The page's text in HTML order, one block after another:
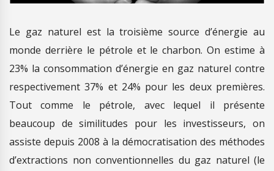
Le gaz naturel est la troisième source d’énergie au
monde derrière le pétrole et le charbon. On estime à
23% la consommation d’énergie en gaz naturel contre
respectivement 37% et 24% pour les deux premières.
Tout comme le pétrole, avec lequel il présente
beaucoup de similitudes pour les investisseurs, on
assiste depuis 2008 à la démocratisation des méthodes
d’extractions non conventionnelles du gaz naturel (le